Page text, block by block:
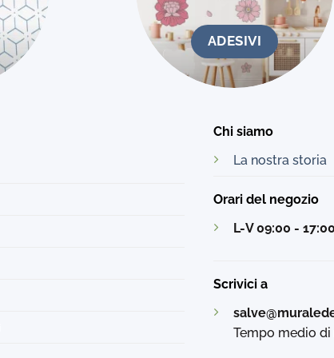
ADESIVI
Chi siamo
La nostra storia
Orari del negozio
L-V 09:00 - 17:00
Scrivici a
Tempo medio